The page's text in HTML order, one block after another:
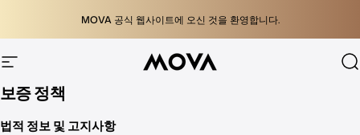
MOVA 공식 웹사이트에 오신 것을 환영합니다.
사이트 탐색 MOVA 공식 웹사이트
보증 정책
법적 정보 및 고지사항